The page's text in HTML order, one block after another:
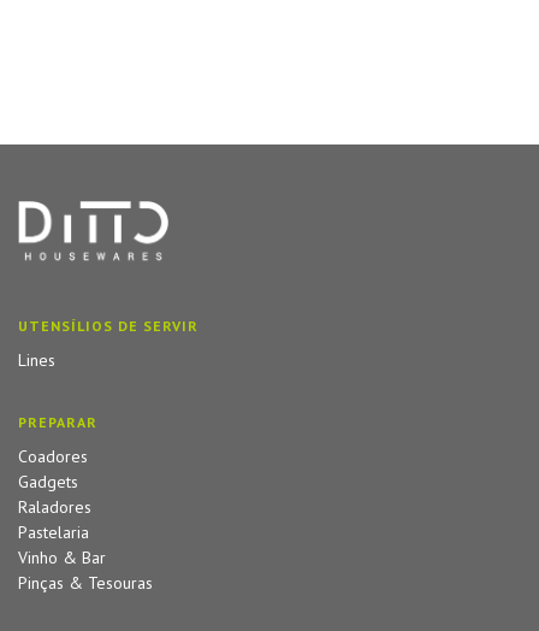
UTENSÍLIOS DE SERVIR
Lines
PREPARAR
Coadores
Gadgets
Raladores
Pastelaria
Vinho & Bar
Pinças & Tesouras